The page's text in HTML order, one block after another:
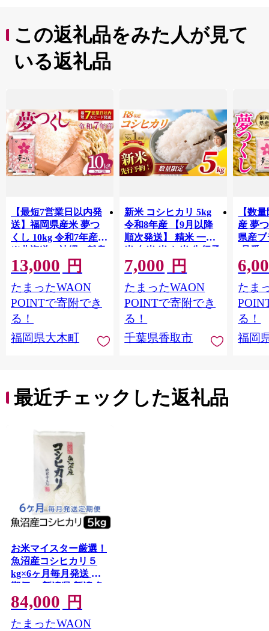
この返礼品をみた人が見て
いる返礼品
【最短7営業日以内発
送】福岡県産米 夢つ
くし 10kg 令和7年産
※北海道・沖縄・離島
は配送不可 |【精米 単
一米 単一原料米 7年産
国産 お米 ブランド米
5kg × 2 ゆめつくし】
CY009_01
13,000 円
たまったWAON
POINTで寄附でき
る！
福岡県大木町
新米 コシヒカリ 5kg
令和8年産 【9月以降
順次発送】 精米 一等
米 白米 米 お米 先行予
約 数量 限定 こしひか
り 5キロ 米5kg ごはん
こめ コメ はくまい お
米マイスター 厳選 予
約 白飯 ※ okome kome
おむすび おにぎり 国
産 飯 おこめ 取り寄せ
7,000 円
たまったWAON
POINTで寄附でき
る！
千葉県香取市
【数
産 夢
県産ブ
(品番
たま
る！
福岡
最近チェックした返礼品
お米マイスター厳選！
魚沼産コシヒカリ５
kg×6ヶ月毎月発送 定
期便 新潟県 新潟 魚
沼 魚沼産 こしひかり
5kg 5キロ 6回 頒布会 6
か月
84,000 円
たまったWAON